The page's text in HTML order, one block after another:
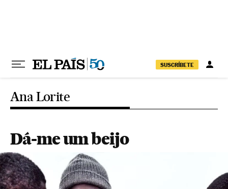
SUSCRÍBETE
Ana Lorite
Dá-me um beijo